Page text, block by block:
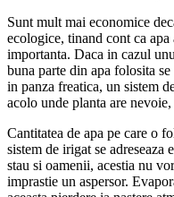
Sunt mult mai economice
ecologice, tinand cont ca
importanta. Daca in cazul
buna parte din apa folosita
in panza freatica, un sistem
acolo unde planta are
Cantitatea de apa pe care o
sistem de irigat se
stau si oamenii, acestia nu
imprastie un aspersor.